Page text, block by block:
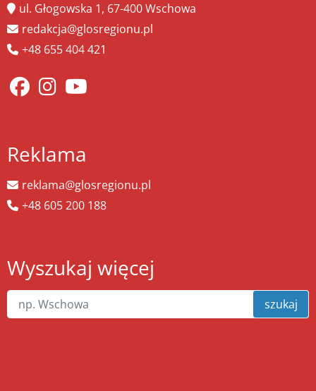
ul. Głogowska 1, 67-400 Wschowa
redakcja@glosregionu.pl
+48 655 404 421
Reklama
reklama@glosregionu.pl
+48 605 200 188
Wyszukaj więcej
szukaj